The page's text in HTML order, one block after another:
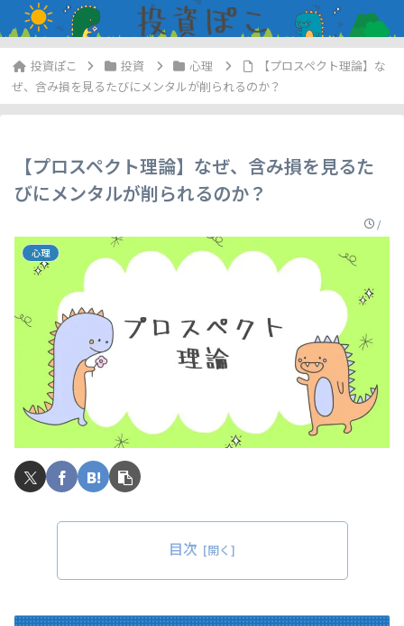
投資 心理
【プロスペクト理論】な
ぜ、含み損を見るたびにメンタルが削られるのか？
【プロスペクト理論】なぜ、含み損を見るた
びにメンタルが削られるのか？
/
心理
目次